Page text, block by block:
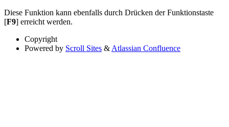
Diese Funktion kann ebenfalls durch Drücken der Funktionstaste
[F9] erreicht werden.
Copyright
Powered by Scroll Sites & Atlassian Confluence